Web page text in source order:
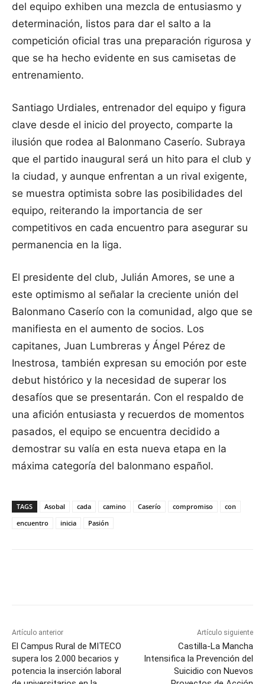
del equipo exhiben una mezcla de entusiasmo y
determinación, listos para dar el salto a la
competición oficial tras una preparación rigurosa y
que se ha hecho evidente en sus camisetas de
entrenamiento.
Santiago Urdiales, entrenador del equipo y figura
clave desde el inicio del proyecto, comparte la
ilusión que rodea al Balonmano Caserío. Subraya
que el partido inaugural será un hito para el club y
la ciudad, y aunque enfrentan a un rival exigente,
se muestra optimista sobre las posibilidades del
equipo, reiterando la importancia de ser
competitivos en cada encuentro para asegurar su
permanencia en la liga.
El presidente del club, Julián Amores, se une a
este optimismo al señalar la creciente unión del
Balonmano Caserío con la comunidad, algo que se
manifiesta en el aumento de socios. Los
capitanes, Juan Lumbreras y Ángel Pérez de
Inestrosa, también expresan su emoción por este
debut histórico y la necesidad de superar los
desafíos que se presentarán. Con el respaldo de
una afición entusiasta y recuerdos de momentos
pasados, el equipo se encuentra decidido a
demostrar su valía en esta nueva etapa en la
máxima categoría del balonmano español.
TAGS Asobal cada camino Caserío compromiso
con
encuentro
inicia Pasión
Artículo anterior
El Campus Rural de MITECO
supera los 2.000 becarios y
potencia la inserción laboral
Artículo siguiente
Castilla-La Mancha
Intensifica la Prevención del
Suicidio con Nuevos